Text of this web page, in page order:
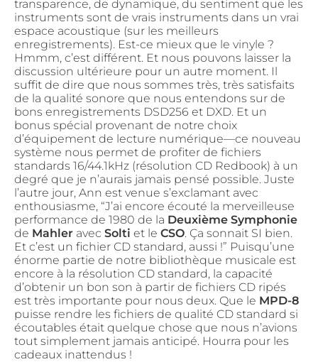
transparence, de dynamique, du sentiment que les
instruments sont de vrais instruments dans un vrai
espace acoustique (sur les meilleurs
enregistrements). Est-ce mieux que le vinyle ?
Hmmm, c’est différent. Et nous pouvons laisser la
discussion ultérieure pour un autre moment. Il
suffit de dire que nous sommes très, très satisfaits
de la qualité sonore que nous entendons sur de
bons enregistrements DSD256 et DXD. Et un
bonus spécial provenant de notre choix
d’équipement de lecture numérique—ce nouveau
système nous permet de profiter de fichiers
standards 16/44.1kHz (résolution CD Redbook) à un
degré que je n’aurais jamais pensé possible. Juste
l’autre jour, Ann est venue s’exclamant avec
enthousiasme, “J’ai encore écouté la merveilleuse
performance de 1980 de la Deuxième Symphonie
de Mahler avec Solti et le CSO. Ça sonnait SI bien.
Et c’est un fichier CD standard, aussi !” Puisqu’une
énorme partie de notre bibliothèque musicale est
encore à la résolution CD standard, la capacité
d’obtenir un bon son à partir de fichiers CD ripés
est très importante pour nous deux. Que le MPD-8
puisse rendre les fichiers de qualité CD standard si
écoutables était quelque chose que nous n’avions
tout simplement jamais anticipé. Hourra pour les
cadeaux inattendus !